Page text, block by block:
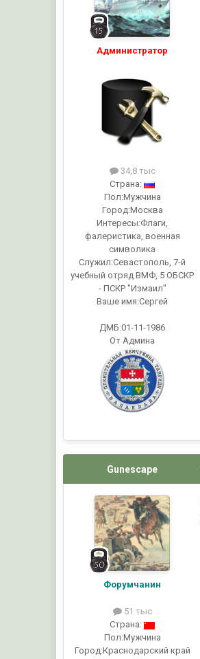
Администратор
34,8 тыс
Страна:
Пол:Мужчина
Город:Москва
Интересы:Флаги,
фалеристика, военная
символика
Служил:Севастополь, 7-й
учебный отряд ВМФ, 5 ОБСКР
- ПСКР "Измаил"
Ваше имя:Сергей
ДМБ:01-11-1986
От Админа
Gunescape
Форумчанин
51 тыс
Страна:
Пол:Мужчина
Город:Краснодарский край